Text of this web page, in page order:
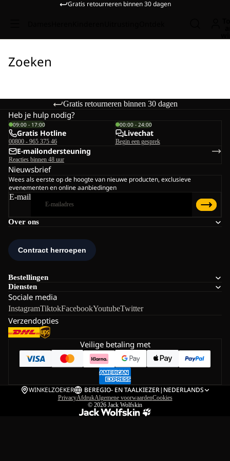
Gratis retourneren binnen 30 dagen
Zoeken
Gratis retourneren binnen 30 dagen
Over ons
Bestellingen
Diensten
Sociale media
InstagramTiktokFacebookYoutubeTwitter
Verzendopties
Heb je hulp nodig?
09:00 - 17:00
Gratis Hotline
00800 - 965 375 46
00:00 - 24:00
Livechat
Begin een gesprek
E-mailondersteuning
Reacties binnen 48 uur
Nieuwsbrief
Wees als eerste op de hoogte van nieuwe producten, exclusieve
evenementen en online aanbiedingen
E-mail
Veilige betaling met
WINKELZOEKER BEREGIO- EN TAALKIEZER| NEDERLANDS
PrivacyAfdrukAlgemene voorwaardenCookies
© 2026 Jack Wolfskin